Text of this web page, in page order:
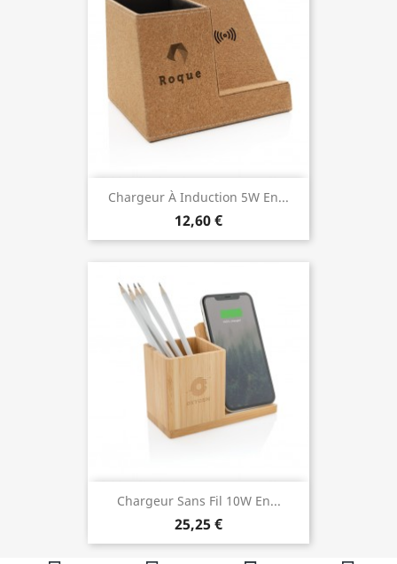
Chargeur À Induction 5W En...
12,60 €
Chargeur Sans Fil 10W En...
25,25 €